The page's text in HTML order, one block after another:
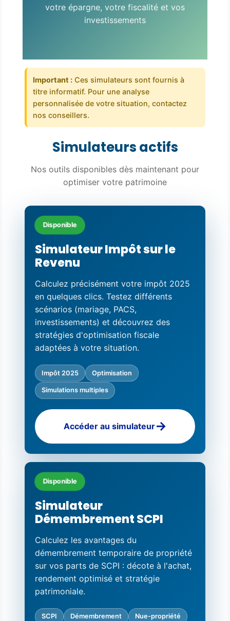
votre épargne, votre fiscalité et vos
investissements
Important : Ces simulateurs sont fournis à
titre informatif. Pour une analyse
personnalisée de votre situation, contactez
nos conseillers.
Simulateurs actifs
Nos outils disponibles dès maintenant pour
optimiser votre patrimoine
Disponible
Simulateur Impôt sur le
Revenu
Calculez précisément votre impôt 2025
en quelques clics. Testez différents
scénarios (mariage, PACS,
investissements) et découvrez des
stratégies d'optimisation fiscale
adaptées à votre situation.
Impôt 2025 Optimisation
Simulations multiples
Accéder au simulateur
Disponible
Simulateur
Démembrement SCPI
Calculez les avantages du
démembrement temporaire de propriété
sur vos parts de SCPI : décote à l'achat,
rendement optimisé et stratégie
patrimoniale.
SCPI Démembrement Nue-propriété